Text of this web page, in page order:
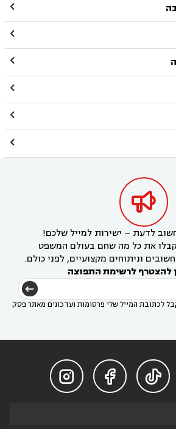







לדעת – ישירות למייל שלכם!
את כל מה שחם בעולם המשפט
וניתוחים מקצועיים, לפני כולם.
להצטרף לרשימת התפוצה
לכתובת המייל שלי פרסומות ועדכונים מאתר פסק


